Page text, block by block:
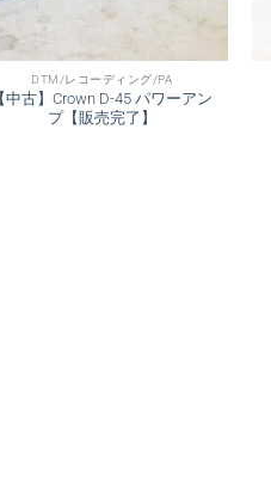
DTM/レコーディング/PA
【中古】Crown D-45 パワーアン
プ【販売完了】